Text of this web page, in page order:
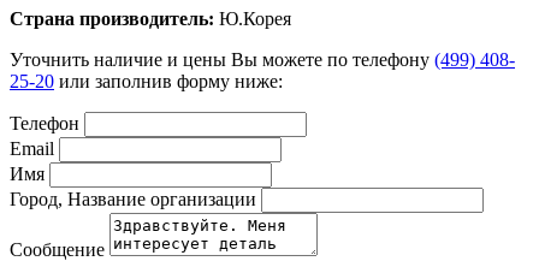
Страна производитель: Ю.Корея
Уточнить наличие и цены Вы можете по телефону (499) 408-
25-20 или заполнив форму ниже:
Телефон
Email
Имя
Город, Название организации
Сообщение